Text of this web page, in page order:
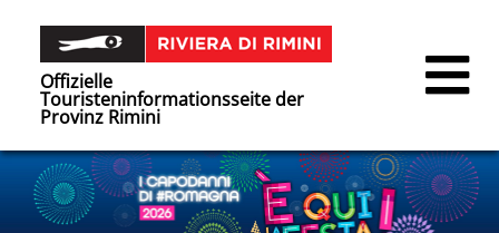
Offizielle
Touristeninformationsseite der
Provinz Rimini